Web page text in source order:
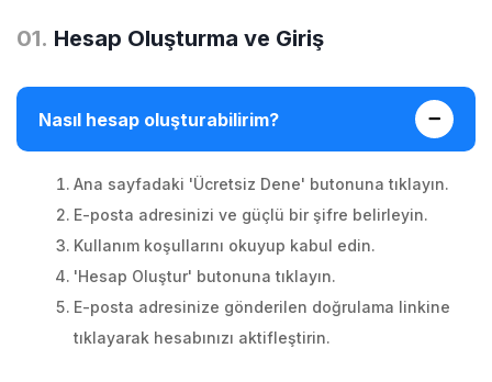
01. Hesap Oluşturma ve Giriş
Nasıl hesap oluşturabilirim?
Ana sayfadaki 'Ücretsiz Dene' butonuna tıklayın.
E-posta adresinizi ve güçlü bir şifre belirleyin.
Kullanım koşullarını okuyup kabul edin.
'Hesap Oluştur' butonuna tıklayın.
E-posta adresinize gönderilen doğrulama linkine
tıklayarak hesabınızı aktifleştirin.